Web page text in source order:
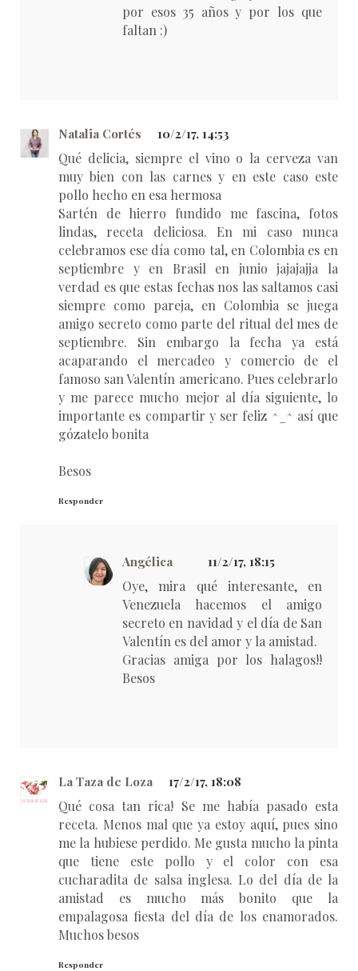
por esos 35 años y por los que
faltan :)
Natalia Cortés 10/2/17, 14:53
Qué delicia, siempre el vino o la cerveza van
muy bien con las carnes y en este caso este
pollo hecho en esa hermosa
Sartén de hierro fundido me fascina, fotos
lindas, receta deliciosa. En mi caso nunca
celebramos ese día como tal, en Colombia es en
septiembre y en Brasil en junio jajajajja la
verdad es que estas fechas nos las saltamos casi
siempre como pareja, en Colombia se juega
amigo secreto como parte del ritual del mes de
septiembre. Sin embargo la fecha ya está
acaparando el mercadeo y comercio de el
famoso san Valentín americano. Pues celebrarlo
y me parece mucho mejor al día siguiente, lo
importante es compartir y ser feliz ^_^ así que
gózatelo bonita
Besos
Responder
Angélica 11/2/17, 18:15
Oye, mira qué interesante, en
Venezuela hacemos el amigo
secreto en navidad y el día de San
Valentín es del amor y la amistad.
Gracias amiga por los halagos!!
Besos
La Taza de Loza 17/2/17, 18:08
Qué cosa tan rica! Se me había pasado esta
receta. Menos mal que ya estoy aquí, pues sino
me la hubiese perdido. Me gusta mucho la pinta
que tiene este pollo y el color con esa
cucharadita de salsa inglesa. Lo del día de la
amistad es mucho más bonito que la
empalagosa fiesta del día de los enamorados.
Muchos besos
Responder